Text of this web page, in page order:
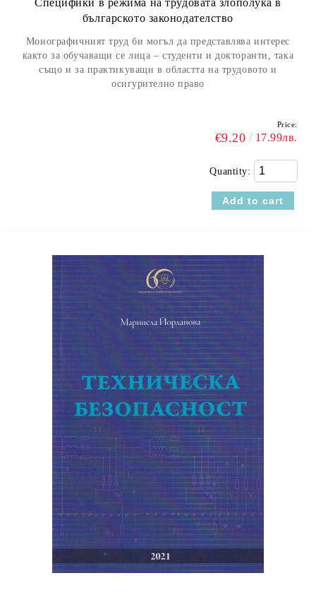
Специфики в режима на трудовата злополука в
българското законодателство
Монографичният труд би могъл да представлява интерес
както за обучаващи се лица – студенти и докторанти, така
също и за практикуващи в областта на трудовото и
осигурително право
Price:
€9.20 17.99лв.
Quantity: